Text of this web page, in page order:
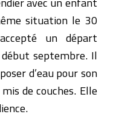
situation le 30
un départ
septembre. Il
d’eau pour son
de couches. Elle